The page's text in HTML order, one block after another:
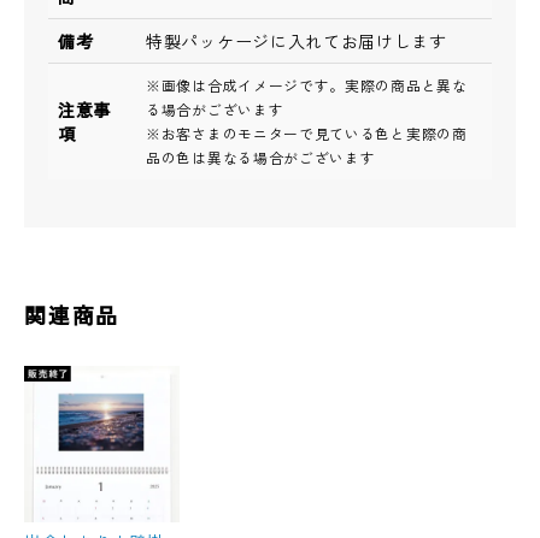
備考
特製パッケージに入れてお届けします
注意事
項
※画像は合成イメージです。実際の商品と異な
る場合がございます
※お客さまのモニターで見ている色と実際の商
品の色は異なる場合がございます
関連商品